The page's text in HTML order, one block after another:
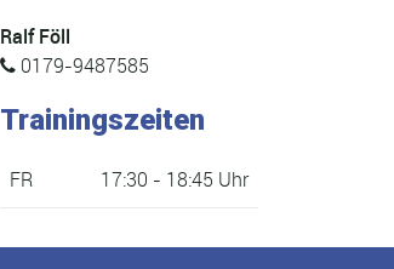
Ralf Föll
0179-9487585
Trainingszeiten
FR 17:30 - 18:45 Uhr